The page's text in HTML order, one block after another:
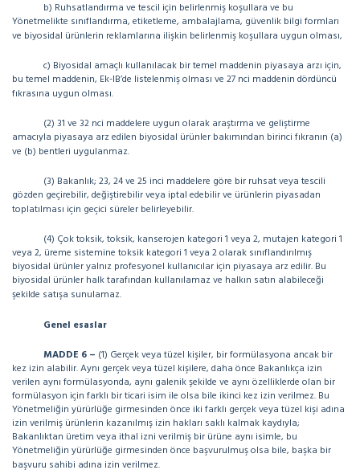
b) Ruhsatlandırma ve tescil için belirlenmiş koşullara ve bu
Yönetmelikte sınıflandırma, etiketleme, ambalajlama, güvenlik bilgi formları
ve biyosidal ürünlerin reklamlarına ilişkin belirlenmiş koşullara uygun olması,
c) Biyosidal amaçlı kullanılacak bir temel maddenin piyasaya arzı için,
bu temel maddenin, Ek-IB’de listelenmiş olması ve 27 nci maddenin dördüncü
fıkrasına uygun olması.
(2) 31 ve 32 nci maddelere uygun olarak araştırma ve geliştirme
amacıyla piyasaya arz edilen biyosidal ürünler bakımından birinci fıkranın (a)
ve (b) bentleri uygulanmaz.
(3) Bakanlık; 23, 24 ve 25 inci maddelere göre bir ruhsat veya tescili
gözden geçirebilir, değiştirebilir veya iptal edebilir ve ürünlerin piyasadan
toplatılması için geçici süreler belirleyebilir.
(4) Çok toksik, toksik, kanserojen kategori 1 veya 2, mutajen kategori 1
veya 2, üreme sistemine toksik kategori 1 veya 2 olarak sınıflandırılmış
biyosidal ürünler yalnız profesyonel kullanıcılar için piyasaya arz edilir. Bu
biyosidal ürünler halk tarafından kullanılamaz ve halkın satın alabileceği
şekilde satışa sunulamaz.
Genel esaslar
MADDE 6 – (1) Gerçek veya tüzel kişiler, bir formülasyona ancak bir
kez izin alabilir. Aynı gerçek veya tüzel kişilere, daha önce Bakanlıkça izin
verilen aynı formülasyonda, aynı galenik şekilde ve aynı özelliklerde olan bir
formülasyon için farklı bir ticari isim ile olsa bile ikinci kez izin verilmez. Bu
Yönetmeliğin yürürlüğe girmesinden önce iki farklı gerçek veya tüzel kişi adına
izin verilmiş ürünlerin kazanılmış izin hakları saklı kalmak kaydıyla;
Bakanlıktan üretim veya ithal izni verilmiş bir ürüne aynı isimle, bu
Yönetmeliğin yürürlüğe girmesinden önce başvurulmuş olsa bile, başka bir
başvuru sahibi adına izin verilmez.